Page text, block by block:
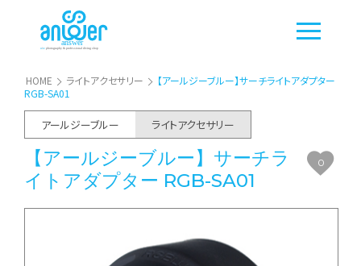
HOME ライトアクセサリー
【アールジーブルー】サーチライトアダプター
RGB-SA01
アールジーブルー ライトアクセサリー
【アールジーブルー】サーチラ
イトアダプター RGB-SA01
0